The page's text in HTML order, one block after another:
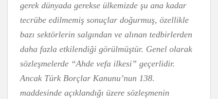
gerek dünyada gerekse ülkemizde şu ana kadar
tecrübe edilmemiş sonuçlar doğurmuş, özellikle
bazı sektörlerin salgından ve alınan tedbirlerden
daha fazla etkilendiği görülmüştür. Genel olarak
sözleşmelerde “Ahde vefa ilkesi” geçerlidir.
Ancak Türk Borçlar Kanunu’nun 138.
maddesinde açıklandığı üzere sözleşmenin